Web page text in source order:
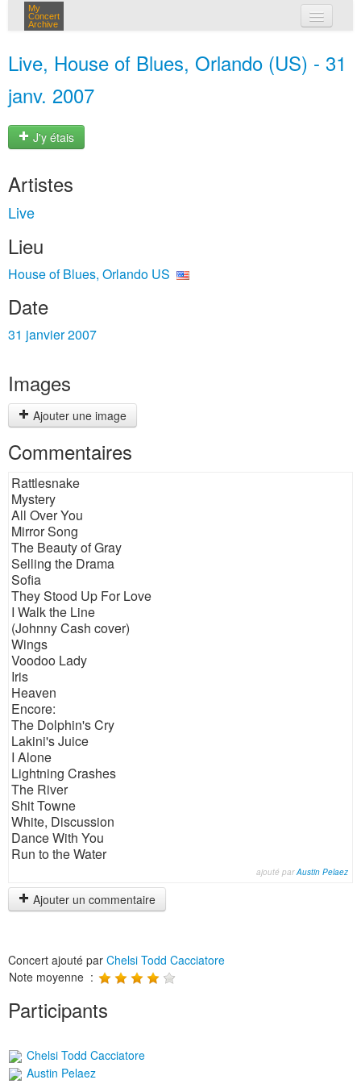
My
Concert
Archive
Live, House of Blues, Orlando (US) - 31
janv. 2007
J'y étais
Artistes
Live
Lieu
House of Blues, Orlando US
Date
31 janvier 2007
Images
Ajouter une image
Commentaires
Rattlesnake
Mystery
All Over You
Mirror Song
The Beauty of Gray
Selling the Drama
Sofia
They Stood Up For Love
I Walk the Line
(Johnny Cash cover)
Wings
Voodoo Lady
Iris
Heaven
Encore:
The Dolphin's Cry
Lakini's Juice
I Alone
Lightning Crashes
The River
Shit Towne
White, Discussion
Dance With You
Run to the Water
ajouté parAustin Pelaez
Ajouter un commentaire
Concert ajouté par Chelsi Todd Cacciatore
Note moyenne :
Participants
Chelsi Todd Cacciatore
Austin Pelaez